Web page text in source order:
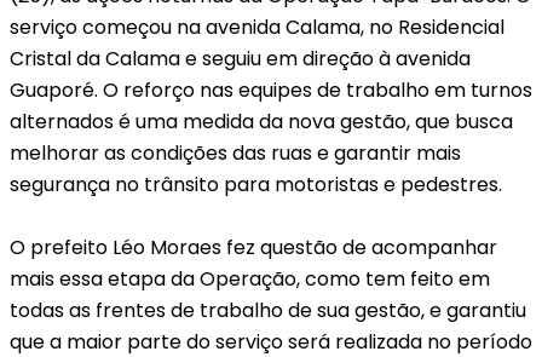
serviço começou na avenida Calama, no Residencial
Cristal da Calama e seguiu em direção à avenida
Guaporé. O reforço nas equipes de trabalho em turnos
alternados é uma medida da nova gestão, que busca
melhorar as condições das ruas e garantir mais
segurança no trânsito para motoristas e pedestres.
O prefeito Léo Moraes fez questão de acompanhar
mais essa etapa da Operação, como tem feito em
todas as frentes de trabalho de sua gestão, e garantiu
que a maior parte do serviço será realizada no período